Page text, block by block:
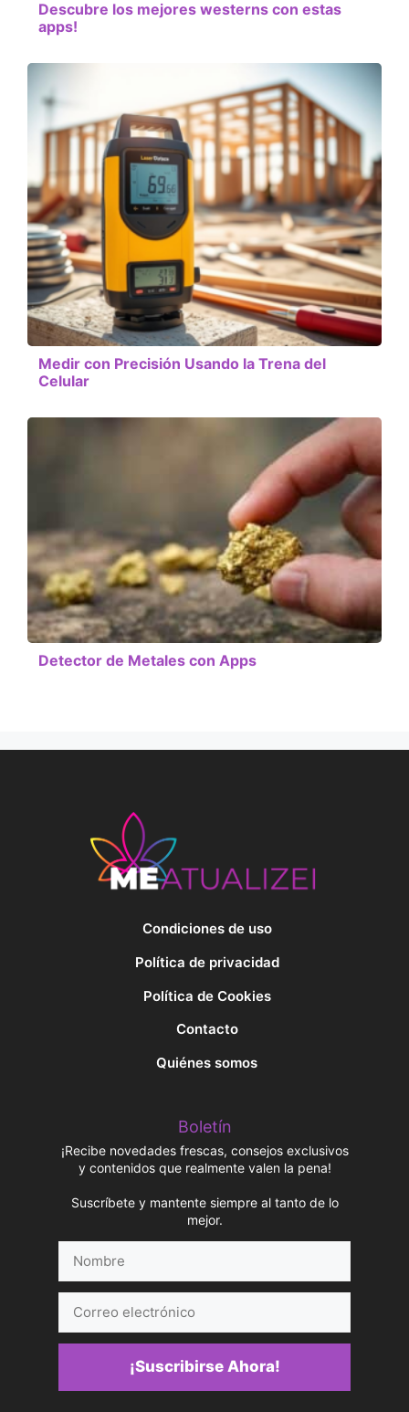
Descubre los mejores westerns con estas
apps!
Medir con Precisión Usando la Trena del
Celular
Detector de Metales con Apps
Condiciones de uso
Política de privacidad
Política de Cookies
Contacto
Quiénes somos
Boletín
¡Recibe novedades frescas, consejos exclusivos
y contenidos que realmente valen la pena!
Suscríbete y mantente siempre al tanto de lo
mejor.
electrónico
¡Suscribirse Ahora!